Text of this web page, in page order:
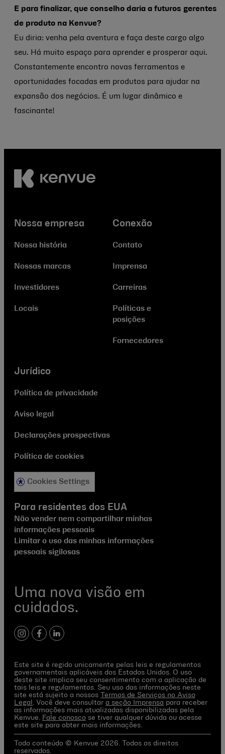
E para finalizar, que conselho daria a futuros gerentes
de produto na Kenvue?
Eu diria: venha pela aventura e faça deste cargo algo
seu. Há muito espaço para aprender e prosperar aqui.
Constantemente encontro novas ferramentas e
oportunidades focadas em produtos para ajudar na
expansão dos negócios. É um lugar dinâmico e
fascinante!
Uma nova visão em
cuidados.
instagram
facebook
linkedin
Nossa empresa
Nossa história
Nossas marcas
Investidores
Locais
Conexão
Contato
Imprensa
Carreiras
Políticas e
posições
Fornecedores
Jurídico
Política de privacidade
Aviso legal
Declarações prospectivas
Política de cookies
Cookies Settings
Para residentes dos EUA
Não vender nem compartilhar minhas
informações pessoais
Limitar o uso das minhas informações
pessoais sigilosas
Este site é regido unicamente pelas leis e regulamentos
governamentais aplicáveis dos Estados Unidos. O uso
deste site implica seu consentimento com a aplicação de
tais leis e regulamentos. Seu uso das informações neste
site está sujeito a nossos Termos de Serviços no Aviso
Legal
. Você deve consultar a seção Imprensa para receber
as informações mais atualizadas disponibilizadas pela
Kenvue.
Fale conosco se tiver qualquer dúvida ou acesse
este site para obter mais informações.
Todo conteúdo © Kenvue 2026. Todos os direitos
reservados.